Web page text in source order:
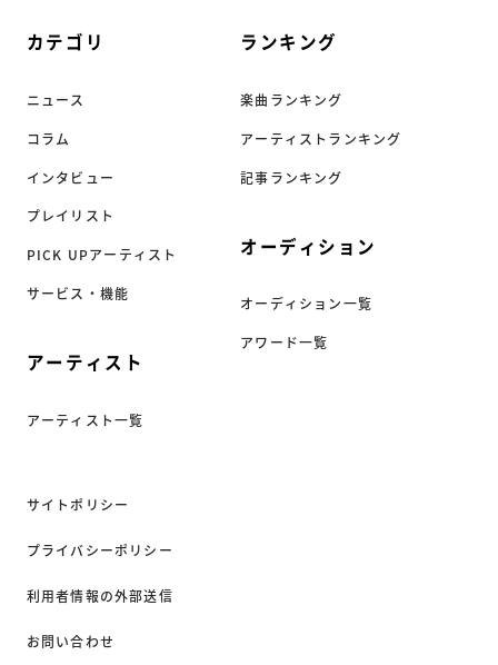
カテゴリ
ニュース
コラム
インタビュー
プレイリスト
PICK UPアーティスト
サービス・機能
アーティスト
アーティスト一覧
ランキング
楽曲ランキング
アーティストランキング
記事ランキング
オーディション
オーディション一覧
アワード一覧
サイトポリシー
プライバシーポリシー
利用者情報の外部送信
お問い合わせ